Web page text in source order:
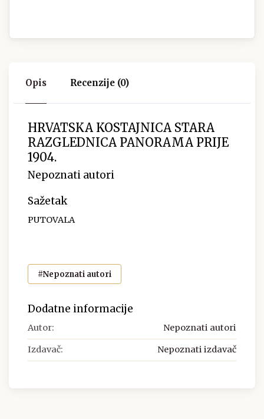
Opis Recenzije (0)
HRVATSKA KOSTAJNICA STARA
RAZGLEDNICA PANORAMA PRIJE
1904.
Nepoznati autori
Sažetak
PUTOVALA
#Nepoznati autori
Dodatne informacije
Autor: Nepoznati autori
Izdavač: Nepoznati izdavač